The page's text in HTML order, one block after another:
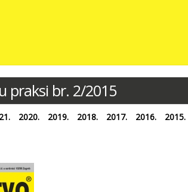
praksi br. 2/2015
2020. 2019. 2018. 2017. 2016. 2015.